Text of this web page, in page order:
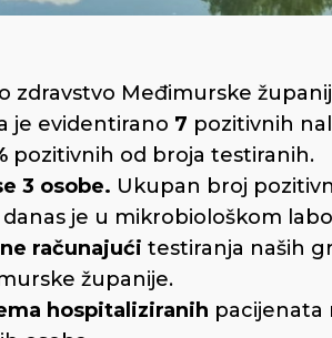
zdravstvo Međimurske
je evidentirano 7 pozitivnih
pozitivnih od broja testiranih.
3 osobe. Ukupan broj
danas je u mikrobiološkom
ne računajući testiranja naših
županije.
hospitaliziranih pacijenata